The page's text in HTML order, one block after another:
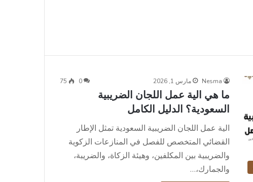
Nesma مارس 1, 2026 0
75
ما هي الية عمل اللجان الضريبية
السعودية؟ الدليل الكامل
الية عمل اللجان الضريبية السعودية تمثل الإطار
القضائي المتخصص للفصل في المنازعات الزكوية
والضريبية بين المكلفين، وهيئة الزكاة، والضريبة،
والجمارك،…